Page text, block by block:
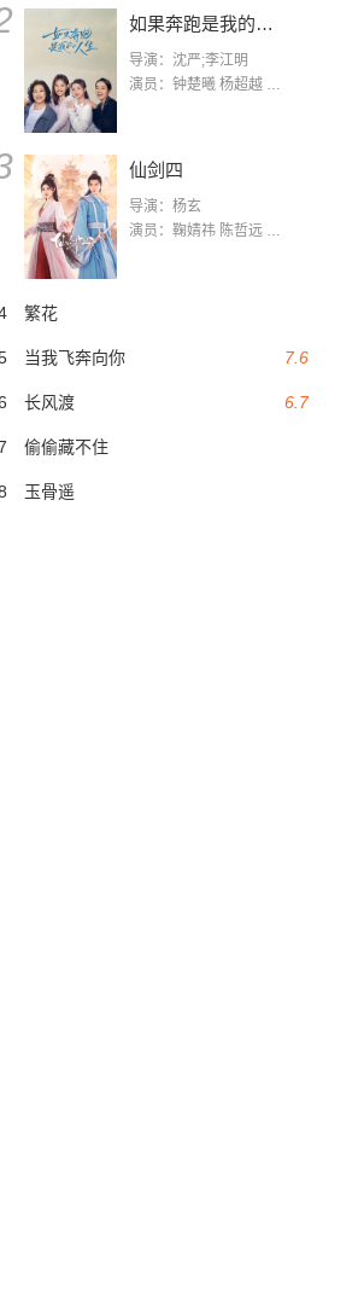
如果奔跑是我的人生
导演：沈严;李江明
演员：钟楚曦 杨超越 许娣 陈小艺 侯雯元 宋洋 王宥钧 李添诺
仙剑四
导演：杨玄
演员：鞠婧祎 陈哲远 茅子俊 毛晓慧 王媛可 张志浩 林枫松 张帆（演员）
繁花
7.6
当我飞奔向你
6.7
长风渡
偷偷藏不住
玉骨遥